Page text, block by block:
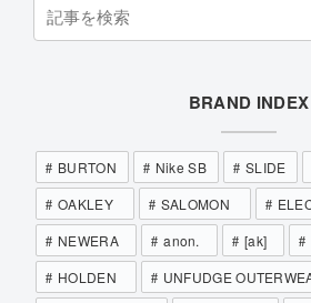
BRAND INDEX
BURTON Nike SB SLIDE
OAKLEY
SALOMON
NEWERA
anon. [ak]
HOLDEN
UNFUDGE